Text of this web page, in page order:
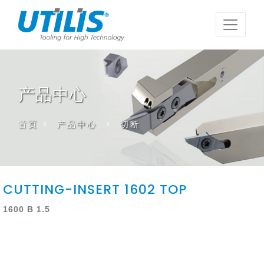
产品中心
首页 > 产品中心 > 切断
CUTTING-INSERT 1602 TOP
1600 B 1.5